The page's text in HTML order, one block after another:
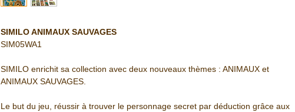
SIMILO ANIMAUX SAUVAGES
SIM05WA1
SIMILO enrichit sa collection avec deux nouveaux thèmes : ANIMAUX et
ANIMAUX SAUVAGES.
Le but du jeu, réussir à trouver le personnage secret par déduction grâce aux